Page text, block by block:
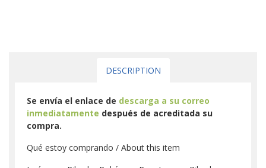
DESCRIPTION
Se envía el enlace de descarga a su correo
inmediatamente después de acreditada su
compra.
Qué estoy comprando / About this item